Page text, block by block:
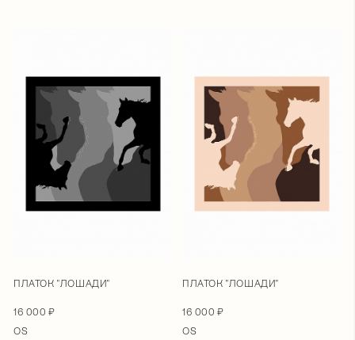
ПЛАТОК "ЛОШАДИ"
16 000 ₽
OS
ПЛАТОК "ЛОШАДИ"
16 000 ₽
OS